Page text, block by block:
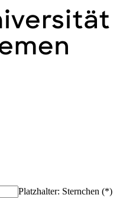
Platzhalter: Sternchen (*)